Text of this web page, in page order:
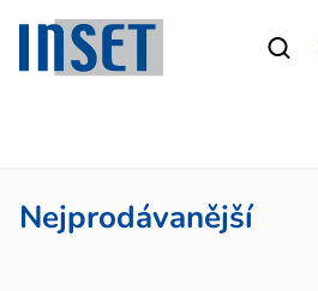
obsah
Nejprodávanější